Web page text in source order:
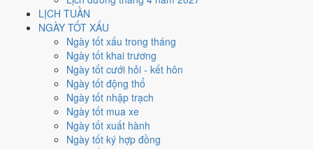
LỊCH TUẦN
NGÀY TỐT XẤU
Ngày tốt xấu trong tháng
Ngày tốt khai trương
Ngày tốt cưới hỏi - kết hôn
Ngày tốt động thổ
Ngày tốt nhập trạch
Ngày tốt mua xe
Ngày tốt xuất hành
Ngày tốt ký hợp đồng
thuộc tháng 12 âm. Tháng âm đầu tiên là
Thang 5 bậc dùng chung với trang chi tiết từng ngày cho ra
5 ngày Tốt. Đối lại là14 ngày Xấu trở xuống
nhất rơi vào10, 11, 18, 21 và 23/2.
Xét theo từng việc,ký hợp đồng
Xuất hànhhẹp nhất, chỉ12 ngày
chốt lịch sớm.